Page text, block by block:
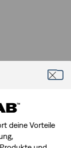
deine Vorteile